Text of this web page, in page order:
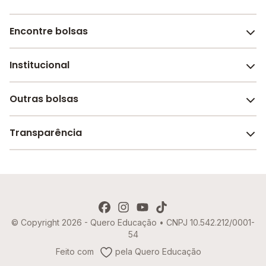
Encontre bolsas
Melhores escolas de São Paulo
Escolas por cidade e bairro
Institucional
Sobre o Melhor Escola
Revista Melhor Escola
Outras bolsas
Faculdades e universidades
Transparência
Política de Cookies
© Copyright 2026 - Quero Educação • CNPJ 10.542.212/0001-
54
Feito com
pela Quero Educação